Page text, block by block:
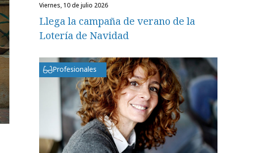
viernes, 10 de julio 2026
Llega la campaña de verano de la
Lotería de Navidad
Profesionales